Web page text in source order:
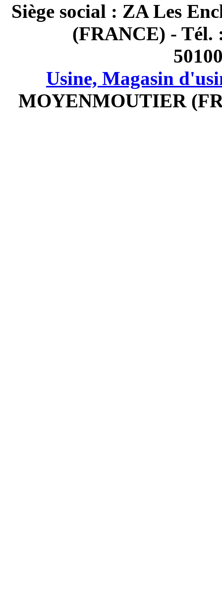
Siège social : ZA Les
(FRANCE) - Tél.
Usine, Magasin
MOYENMOUTIER